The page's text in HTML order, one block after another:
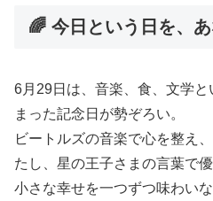
🌈 今日という日を、あ
6月29日は、音楽、食、文学
まった記念日が勢ぞろい。
ビートルズの音楽で心を整え
たし、星の王子さまの言葉で
小さな幸せを一つずつ味わい